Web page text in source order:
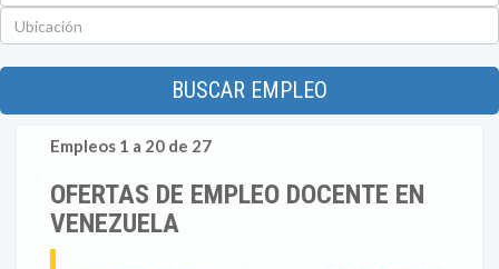
BUSCAR EMPLEO
Empleos 1 a 20 de 27
OFERTAS DE EMPLEO DOCENTE EN
VENEZUELA